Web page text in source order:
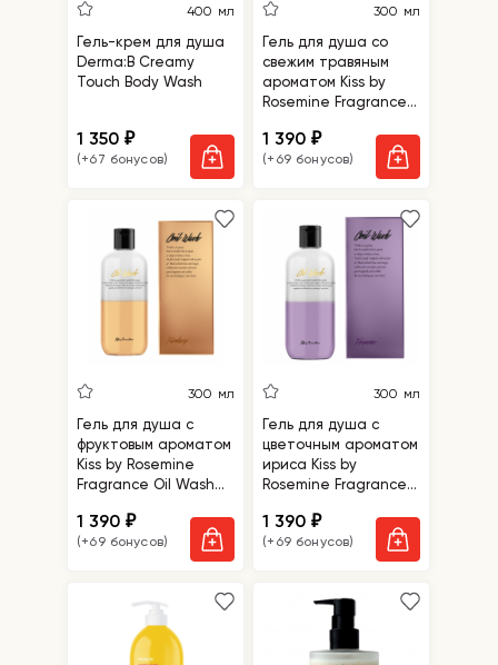
400 мл
Гель-крем для душа
Derma:B Creamy
Touch Body Wash
1 350₽
(+67 бонусов)
300 мл
Гель для душа со
свежим травяным
ароматом Kiss by
Rosemine Fragrance
Herb Garden
1 390₽
(+69 бонусов)
300 мл
Гель для душа с
фруктовым ароматом
Kiss by Rosemine
Fragrance Oil Wash
1 390₽
(+69 бонусов)
300 мл
Гель для душа с
цветочным ароматом
ириса Kiss by
Rosemine Fragrance
Forever
1 390₽
(+69 бонусов)